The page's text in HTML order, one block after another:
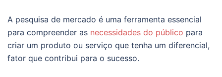
A pesquisa de mercado é uma ferramenta essencial
para compreender as necessidades do público para
criar um produto ou serviço que tenha um diferencial,
fator que contribui para o sucesso.